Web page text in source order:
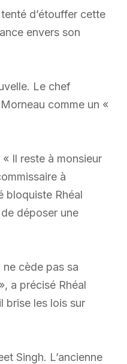
d’étouffer cette
envers son
Le chef
comme un «
Il reste à monsieur
à
bloquiste Rhéal
déposer une
ne cède pas sa
a précisé Rhéal
brise les lois sur
Singh. L’ancienne